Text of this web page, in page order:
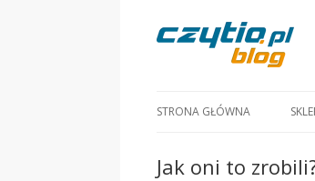
STRONA GŁÓWNA
Jak oni to